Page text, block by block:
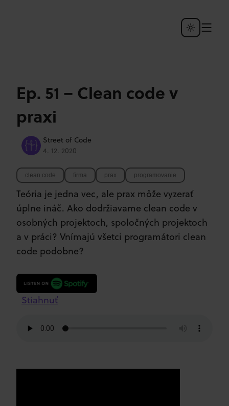
Ep. 51 – Clean code v
praxi
Street of Code
4. 12. 2020
clean code firma prax programovanie
Teória je jedna vec, ale prax môže vyzerať
úplne ináč. Ako dodržiavame clean code v
osobných projektoch, spoločných projektoch
a v práci? Vnímajú všetci programátori clean
code podobne?
Stiahnuť